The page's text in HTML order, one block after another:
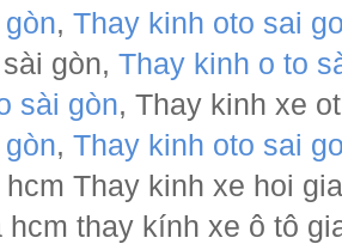
, Thay kinh oto sai
gòn, Thay kinh o to
sài gòn, Thay kinh xe
, Thay kinh oto sai
hcm Thay kinh xe hoi
hcm thay kính xe ô tô